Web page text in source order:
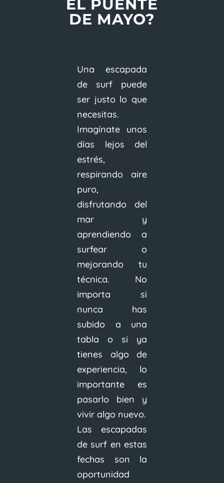
EL PUENTE
DE MAYO?
Una escapada
de surf puede
ser justo lo que
necesitas.
Imagínate unos
días lejos del
estrés,
respirando aire
puro,
disfrutando del
mar y
aprendiendo a
surfear o
mejorando tu
técnica. No
importa si
nunca has
subido a una
tabla o si ya
tienes algo de
experiencia, lo
importante es
pasarlo bien y
vivir algo nuevo.
Las escapadas
de surf en estas
fechas son la
oportunidad